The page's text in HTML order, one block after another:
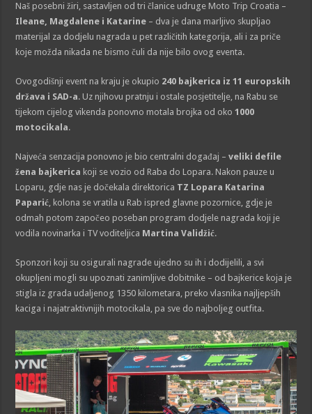
Naš posebni žiri, sastavljen od tri članice udruge Moto Trip Croatia –
Ileane, Magdalene i Katarine – dva je dana marljivo skupljao
materijal za dodjelu nagrada u pet različitih kategorija, ali i za priče
koje možda nikada ne bismo čuli da nije bilo ovog eventa.
Ovogodišnji event na kraju je okupio 240 bajkerica iz 11 europskih
država i SAD-a. Uz njihovu pratnju i ostale posjetitelje, na Rabu se
tijekom cijelog vikenda ponovno motala brojka od oko1000
motocikala.
Najveća senzacija ponovno je bio centralni događaj –veliki defile
žena bajkerica koji se vozio od Raba do Lopara. Nakon pauze u
Loparu, gdje nas je dočekala direktorica TZ Lopara Katarina
Paparić, kolona se vratila u Rab ispred glavne pozornice, gdje je
odmah potom započeo poseban program dodjele nagrada koji je
vodila novinarka i TV voditeljica Martina Validžić.
Sponzori koji su osigurali nagrade ujedno su ih i dodijelili, a svi
okupljeni mogli su upoznati zanimljive dobitnike – od bajkerice koja je
stigla iz grada udaljenog 1350 kilometara, preko vlasnika najljepših
kaciga i najatraktivnijih motocikala, pa sve do najboljeg outfita.